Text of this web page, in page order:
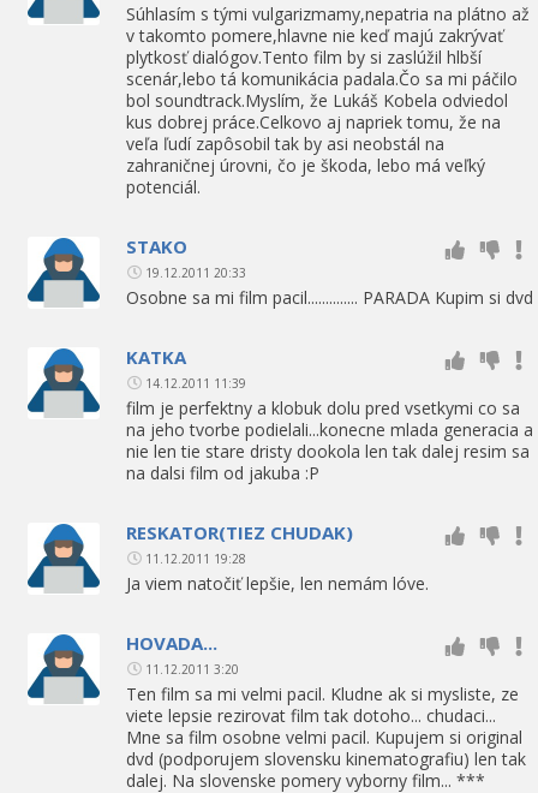
Súhlasím s tými vulgarizmamy,nepatria na plátno až
v takomto pomere,hlavne nie keď majú zakrývať
plytkosť dialógov.Tento film by si zaslúžil hlbší
scenár,lebo tá komunikácia padala.Čo sa mi páčilo
bol soundtrack.Myslím, že Lukáš Kobela odviedol
kus dobrej práce.Celkovo aj napriek tomu, že na
veľa ľudí zapôsobil tak by asi neobstál na
zahraničnej úrovni, čo je škoda, lebo má veľký
potenciál.
STAKO
19.12.2011 20:33
Osobne sa mi film pacil.............. PARADA Kupim si dvd
KATKA
14.12.2011 11:39
film je perfektny a klobuk dolu pred vsetkymi co sa
na jeho tvorbe podielali...konecne mlada generacia a
nie len tie stare dristy dookola len tak dalej resim sa
na dalsi film od jakuba :P
RESKATOR(TIEZ CHUDAK)
11.12.2011 19:28
Ja viem natočiť lepšie, len nemám lóve.
HOVADA...
11.12.2011 3:20
Ten film sa mi velmi pacil. Kludne ak si mysliste, ze
viete lepsie rezirovat film tak dotoho... chudaci...
Mne sa film osobne velmi pacil. Kupujem si original
dvd (podporujem slovensku kinematografiu) len tak
dalej. Na slovenske pomery vyborny film... ***